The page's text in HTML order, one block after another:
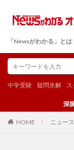
「Newsがわかる」とは
中学受験 疑問氷解
深掘
HOME ニュー